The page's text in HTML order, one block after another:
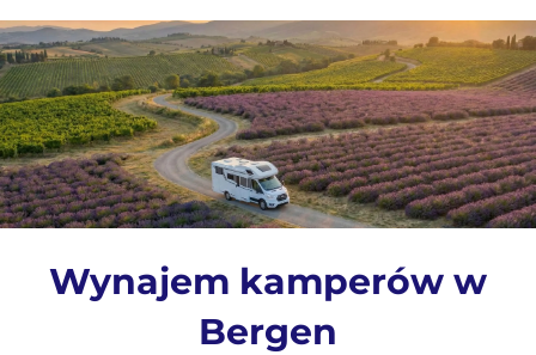
Wynajem kamperów w
Bergen